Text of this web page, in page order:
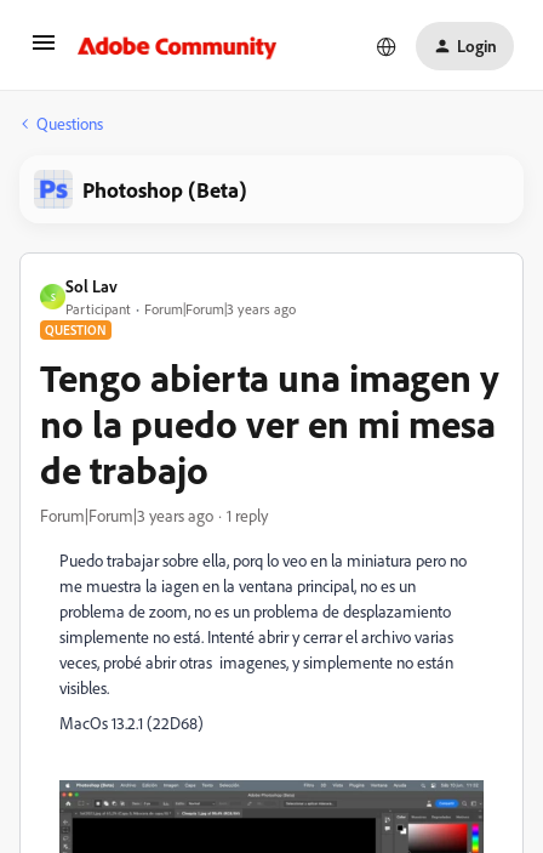
Login
Questions
Photoshop (Beta)
S
Sol Lav
Participant Forum|Forum|3 years ago
QUESTION
Tengo abierta una imagen y
no la puedo ver en mi mesa
de trabajo
Forum|Forum|3 years ago 1 reply
Puedo trabajar sobre ella, porq lo veo en la miniatura pero no
me muestra la iagen en la ventana principal, no es un
problema de zoom, no es un problema de desplazamiento
simplemente no está. Intenté abrir y cerrar el archivo varias
veces, probé abrir otras imagenes, y simplemente no están
visibles.
MacOs 13.2.1 (22D68)